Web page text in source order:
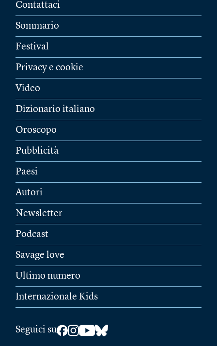
Contattaci
Sommario
Festival
Privacy e cookie
Video
Dizionario italiano
Oroscopo
Pubblicità
Paesi
Autori
Newsletter
Podcast
Savage love
Ultimo numero
Internazionale Kids
Seguici su